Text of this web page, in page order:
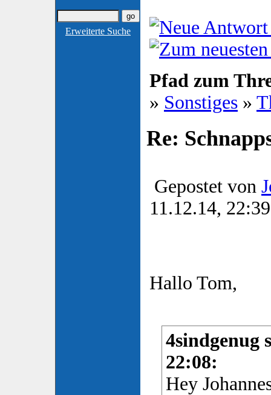
Erweiterte Suche
Pfad zum
» Sonstiges »
Re:
Gepostet von
11.12.14, 22:39
Hallo Tom,
4sindgenug
22:08:
Hey